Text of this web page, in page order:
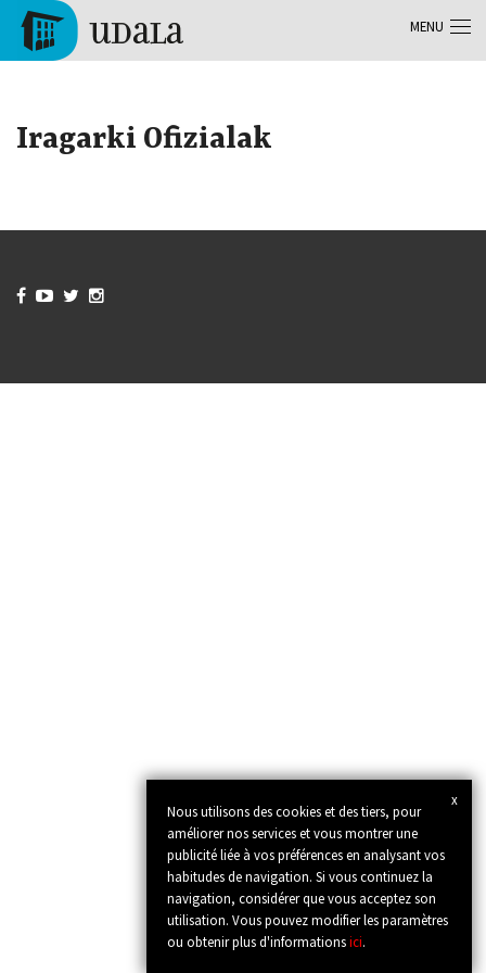
Aller au contenu principal
Iragarki Ofizialak
x
Nous utilisons des cookies et des tiers, pour
améliorer nos services et vous montrer une
publicité liée à vos préférences en analysant vos
habitudes de navigation. Si vous continuez la
navigation, considérer que vous acceptez son
utilisation. Vous pouvez modifier les paramètres
ou obtenir plus d'informationsici.
   
MENU